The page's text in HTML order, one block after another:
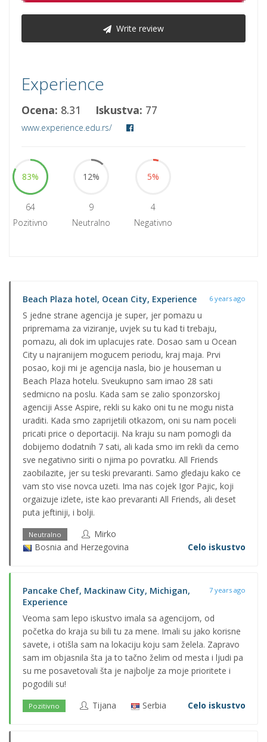
Write review
Experience
Ocena: 8.31 Iskustva: 77
www.experience.edu.rs/
83%
64
Pozitivno
12%
9
Neutralno
5%
4
Negativno
Beach Plaza hotel, Ocean City, Experience 6 years ago
S jedne strane agencija je super, jer pomazu u
pripremama za viziranje, uvjek su tu kad ti trebaju,
pomazu, ali dok im uplacujes rate. Dosao sam u Ocean
City u najranijem mogucem periodu, kraj maja. Prvi
posao, koji mi je agencija nasla, bio je houseman u
Beach Plaza hotelu. Sveukupno sam imao 28 sati
sedmicno na poslu. Kada sam se zalio sponzorskoj
agenciji Asse Aspire, rekli su kako oni tu ne mogu nista
uraditi. Kada smo zaprijetili otkazom, oni su nam poceli
pricati price o deportaciji. Na kraju su nam pomogli da
dobijemo dodatnih 7 sati, ali kada smo im rekli da cemo
sve negativno siriti o njima po povratku. All Friends
zaobilazite, jer su teski prevaranti. Samo gledaju kako ce
vam sto vise novca uzeti. Ima nas cojek Igor Pajic, koji
orgaizuje izlete, iste kao prevaranti All Friends, ali deset
puta jeftiniji, i bolji.
Neutralno
Mirko
Bosnia and Herzegovina
Celo iskustvo
Pancake Chef, Mackinaw City, Michigan,
Experience
7 years ago
Veoma sam lepo iskustvo imala sa agencijom, od
početka do kraja su bili tu za mene. Imali su jako korisne
savete, i otišla sam na lokaciju koju sam želela. Zapravo
sam im objasnila šta ja to tačno želim od mesta i ljudi pa
su me posavetovali šta je najbolje za moje prioritete i
pogodili su!
Pozitivno Tijana Serbia Celo iskustvo